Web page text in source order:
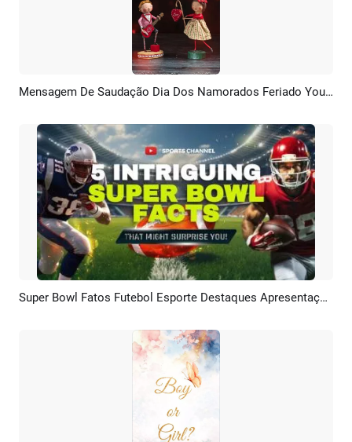
Pré-visualizar Personalizar Mensagem De Saudação Dia Dos Namorados Feriado Youtube Shorts
Pré-visualizar Criar IA Super Bowl Fatos Futebol Esporte Destaques Apresentação Slides Youtube Shorts